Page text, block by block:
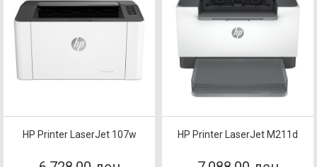
HP Printer LaserJet 107w HP Printer LaserJet M211d